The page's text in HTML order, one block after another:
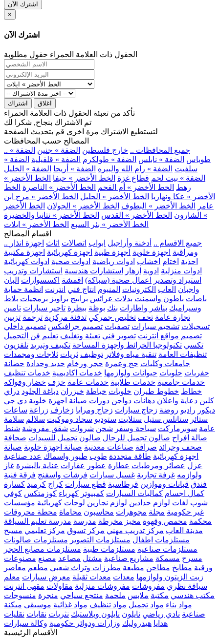
اشترك الآن
×
اشترك الآن
الحقول ذات العلامة الحمراء حقول مطلوبة
اشتراك اغلاق
تأكد من تعبئة الحقول ذات العلامة الحمراء
تم الاشتراك بنجاح, شكرا لك
لتستطيع الاشتراك مرة اخرى قم بتحديث الصفحة
المصالح حسب المحافظات
.. جميع المحافظات .. خارج فلسطين الضفة » جنين الضفة »
طوباس الضفة » نابلس الضفة » طولكرم الضفة » قلقيلية الضفة »
سلفيت الضفة » رام الله والبيره الضفة » أريحا الضفة » الخليل
الضفة » بيت لحم قطاع غزة الخط الأخضر » حيفا الخط الأخضر »
رهط الخط الأخضر » أم الفحم الخط الأخضر » الناصرة الخط
الأخضر » عكا ونهاريا الخط الأخضر » الجليل الخط الأخضر » مرج ابن
عامر
الخط الأخضر » البطوف الخط الأخضر » الجولان الخط الأخضر
» الشارون الخط الأخضر » القدس الخط الأخضر » نتانيا والخضيرة
الخط الأخضر » بئر السبع الخط الأخضر » ايلات
اقسام المصالح
.. جميع الاقسام .. أدخنة وأراجيل ابواب اتصالات اثاث اجهزة انذار
ومراقبة اجهزة خلوية اجهزة طبية اجهزة كهربائية اجهزة مكتبية
احذية اختام اخشاب ادوات رياضية ادوات صحية ادوات كهربائية
ادوات منزلية ادوية ازهار استشارات هندسية استشارات وتدريب
استيراد وتصدير
اعمال صحية (سباكة) اقمشة اكسسوارات البان
واجبان العاب الكترونيات المنيوم انتاج فني انترنت انظمة حماية
باصات باطون واسمنت بدلات عرائس برابيج براويز برمجيات بلاط
وسيراميك بناشر واطارات بنك بوظة بيطرة تاجير سيارات تامين
تجارة عامة تحف تخليص جمركي تدفئة مركزية ترجمة تزيين
تسجيلات تشحيم سيارات تصفيات تصميم جرافيكس تصميم داخلي
تصميم مواقع انترنت تصوير فني تعبئة وتغليف تعليم فن التجميل
تكسي تكنولوجيا الخرائط واجهزة المساحة تكييف وتبريد تلفزيون
تنظيفات العامة تنقية مياه وفلاتر توظيف ثريات ثلاجات ومجمدات
جامعات وكليات حج وعمرة حجر ورخام حديد وحدادة حضانة
حفريات حلويات حيوانات ولوازمها خدمات اكاديمية خدمات تنظيف
خدمات جامعية خدمات طلابية خدمات عامة خزف خضار وفواكه
خطاط خطوط طيران خلويات خياطة خيزران دباغة الجلود دراي
كلين دعاية واعلان دهانات دواجن دورات صيانة اجهزة خلوية دي جي
ديكور راديو روضة زجاج سيارات زجاج ومرايا زخارف زراعة ساعات
ستائر ستانلس ستيل ستلايت ستوديو سجاد وموكيت سلالم سلامة
عامة سوبرماركت سياحة وسفر شحن شروات شقق مفروشة شنط
صالة افراح صالون تجميل للرجال صالون تجميل للسيدات صحافة
صحف وجرائد صرافة صناعات معدنية صيانة اجهزة خلوية صيانة
اجهزة كهربائية طاقة متجددة طوب طيور واسماك عدد صناعية
عزل عصائر ومرطبات عطارة عطور عقارات عناية بالبشرة غاز
ولوازمه غرفة تجارية غسيل سيارات فرشات واسفنج فرقة فنية
فندق قبانات وموازين قرطاسية قطع سيارات كراج كرميد كسارة
كمال اجسام كماليات السيارات كمبيوتر كهرباء كوزمتكس كوفي
شوب لغات لوازم حدادين لوازم نجارين لوحات كهربائية مؤسسات
غير حكومية مجلة مجوهرات محاسبون محاماة محطة محروقات
محكمة محمص وقهوة مخبز مخرطة مدرسة مدرسة تعليم السياقة
مدينة العاب مركز تدريب مهني مركز تسوق مركز تعليمي مسبح
مستلزمات اطفال مستلزمات التصوير مستلزمات صالونات
مستلزمات صناعية مستلزمات طبية مستلزمات مصانع الحجر
مسرح مسمكة مشاريع صناعية مشتل مصاعد مصنع مصنوعات
ورقية مطابخ مطاحن مطبعة مطرزات وتراث شعبي مطعم معاصر
زيت الزيتون ولوازمها معدات معدات ثقيلة معرض سيارات معلم
سياقة نظري مفروشات مفروشات منزلية مقاولات مقهى انترنت
مكتب هندسي مكتبة ملابس ملحمة منتجع سياحي منجرة منسوجات
مواد بناء مواد تجميل مواد تنظيف مواد غذائية موسيقى ميكنة
صناعية نادي رياضي نايلون نايلون وبلاستيك نثريات نقابات نقليات
هدايا هيدروليك وزارات ودوائر حكومية وكالة سيارات
الأقسام الرئيسية